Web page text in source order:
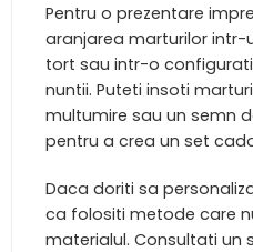
Pentru o prezentare
aranjarea marturilor intr-
tort sau intr-o
nuntii. Puteti insoti
multumire sau un semn
pentru a crea un set
Daca doriti sa
ca folositi metode care
materialul. Consultati un